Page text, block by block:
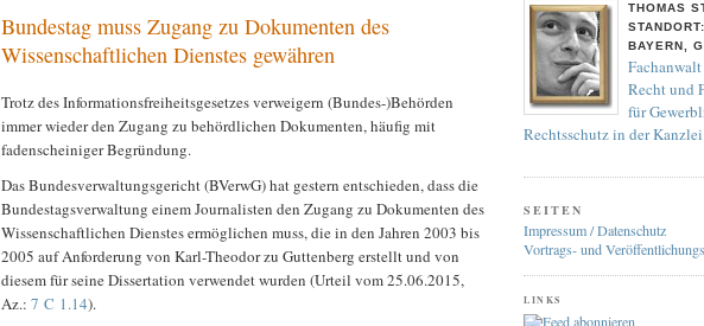
Bundestag muss Zugang zu Dokumenten des
Wissenschaftlichen Dienstes gewähren
Trotz des Informationsfreiheitsgesetzes verweigern (Bundes-)Behörden
immer wieder den Zugang zu behördlichen Dokumenten, häufig mit
fadenscheiniger Begründung.
Das Bundesverwaltungsgericht (BVerwG) hat gestern entschieden, dass die
Bundestagsverwaltung einem Journalisten den Zugang zu Dokumenten des
Wissenschaftlichen Dienstes ermöglichen muss, die in den Jahren 2003 bis
2005 auf Anforderung von Karl-Theodor zu Guttenberg erstellt und von
diesem für seine Dissertation verwendet wurden (Urteil vom 25.06.2015,
Az.: 7 C 1.14).
THOMAS
BAYERN,
Recht und
für
Rechtsschutz in der Kanzlei
SEITEN
Impressum / Datenschutz
Vortrags- und
LINKS